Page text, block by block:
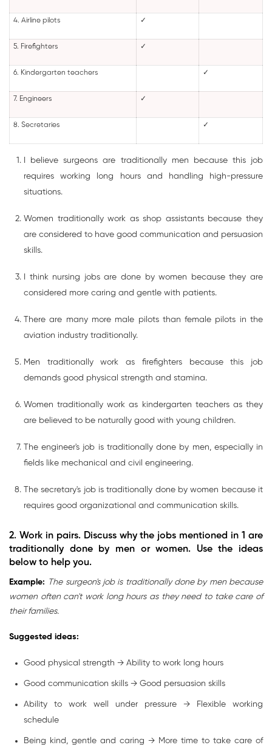
4. Airline pilots ✓
5. Firefighters ✓
6. Kindergarten teachers ✓
7. Engineers ✓
8. Secretaries ✓
I believe surgeons are traditionally men because this job
requires working long hours and handling high-pressure
situations.
Women traditionally work as shop assistants because they
are considered to have good communication and persuasion
skills.
I think nursing jobs are done by women because they are
considered more caring and gentle with patients.
There are many more male pilots than female pilots in the
aviation industry traditionally.
Men traditionally work as firefighters because this job
demands good physical strength and stamina.
Women traditionally work as kindergarten teachers as they
are believed to be naturally good with young children.
The engineer's job is traditionally done by men, especially in
fields like mechanical and civil engineering.
The secretary's job is traditionally done by women because it
requires good organizational and communication skills.
2. Work in pairs. Discuss why the jobs mentioned in 1 are
traditionally done by men or women. Use the ideas
below to help you.
Example: The surgeon's job is traditionally done by men because
women often can't work long hours as they need to take care of
their families.
Suggested ideas:
Good physical strength → Ability to work long hours
Good communication skills → Good persuasion skills
Ability to work well under pressure → Flexible working
schedule
Being kind, gentle and caring → More time to take care of